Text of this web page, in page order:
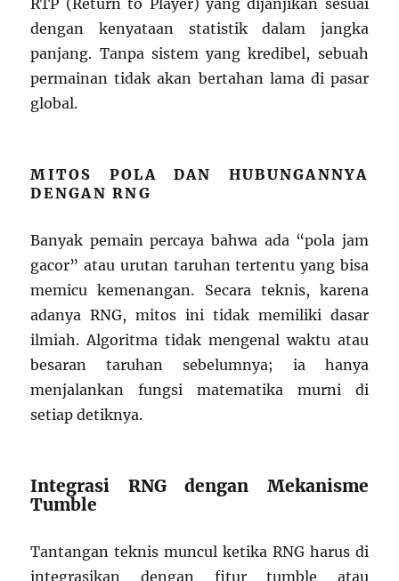
RTP (Return to Player) yang dijanjikan sesuai
dengan kenyataan statistik dalam jangka
panjang. Tanpa sistem yang kredibel, sebuah
permainan tidak akan bertahan lama di pasar
global.
MITOS POLA DAN HUBUNGANNYA
DENGAN RNG
Banyak pemain percaya bahwa ada “pola jam
gacor” atau urutan taruhan tertentu yang bisa
memicu kemenangan. Secara teknis, karena
adanya RNG, mitos ini tidak memiliki dasar
ilmiah. Algoritma tidak mengenal waktu atau
besaran taruhan sebelumnya; ia hanya
menjalankan fungsi matematika murni di
setiap detiknya.
Integrasi RNG dengan Mekanisme
Tumble
Tantangan teknis muncul ketika RNG harus di
integrasikan dengan fitur tumble atau